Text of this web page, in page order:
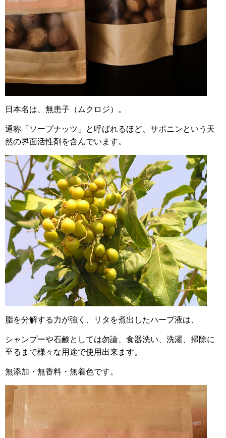
日本名は、無患子（ムクロジ）。
通称「ソープナッツ」と呼ばれるほど、サポニンという天
然の界面活性剤を含んでいます。
脂を分解する力が強く、リタを煮出したハーブ液は、
シャンプーや石鹸としては勿論、食器洗い、洗濯、掃除に
至るまで様々な用途で使用出来ます。
無添加・無香料・無着色です。